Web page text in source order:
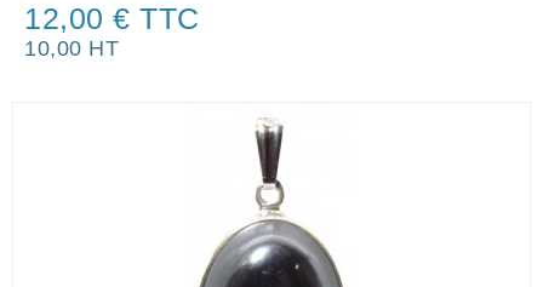
12,00 € TTC
10,00 HT